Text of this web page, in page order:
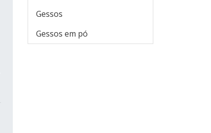
Gessos
Gessos em pó